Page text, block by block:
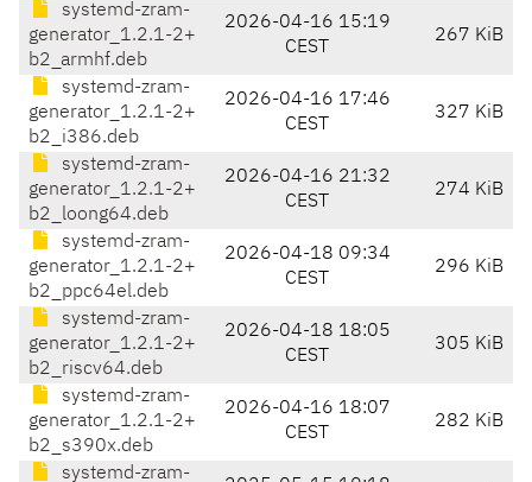
systemd-zram-
generator_1.2.1-2+
b2_armhf.deb
2026-04-16 15:19
CEST
267 KiB
systemd-zram-
generator_1.2.1-2+
b2_i386.deb
2026-04-16 17:46
CEST
327 KiB
systemd-zram-
generator_1.2.1-2+
b2_loong64.deb
2026-04-16 21:32
CEST
274 KiB
systemd-zram-
generator_1.2.1-2+
b2_ppc64el.deb
2026-04-18 09:34
CEST
296 KiB
systemd-zram-
generator_1.2.1-2+
b2_riscv64.deb
2026-04-18 18:05
CEST
305 KiB
systemd-zram-
generator_1.2.1-2+
b2_s390x.deb
2026-04-16 18:07
CEST
282 KiB
systemd-zram-